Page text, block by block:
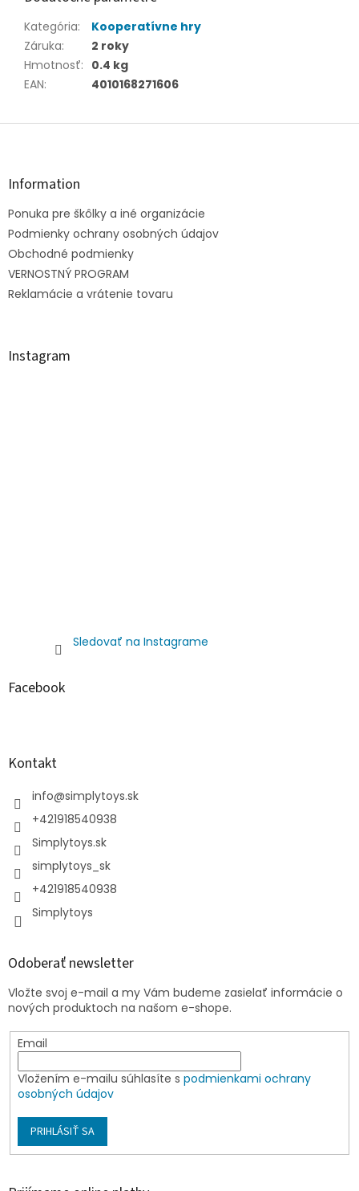
Kategória:
Kooperatívne hry
Záruka:
2 roky
Hmotnosť: 0.4 kg
EAN: 4010168271606
Z
Information
Ponuka pre škôlky a iné organizácie
Podmienky ochrany osobných údajov
Obchodné podmienky
VERNOSTNÝ PROGRAM
Reklamácie a vrátenie tovaru
Instagram
Sledovať na Instagrame
Facebook
Kontakt
info@simplytoys.sk
+421918540938
Simplytoys.sk
simplytoys_sk
+421918540938
Simplytoys
Odoberať newsletter
Vložte svoj e-mail a my Vám budeme zasielať informácie o
nových produktoch na našom e-shope.
Email
Vložením e-mailu súhlasíte s podmienkami ochrany
osobných údajov
PRIHLÁSIŤ SA